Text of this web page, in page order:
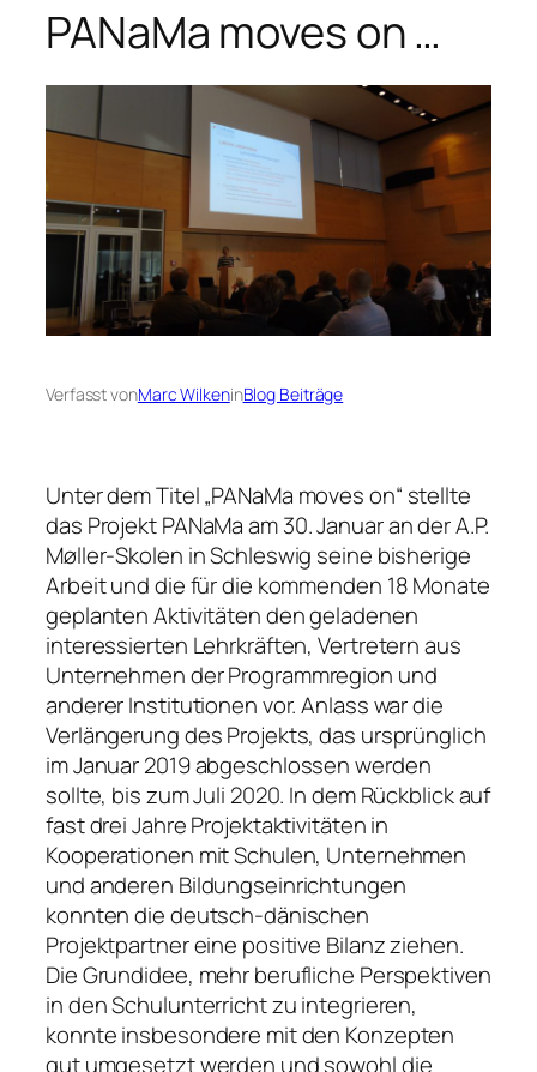
PANaMa moves on …
Verfasst vonMarc WilkeninBlog Beiträge
Unter dem Titel „PANaMa moves on“ stellte
das Projekt PANaMa am 30. Januar an der A.P.
Møller-Skolen in Schleswig seine bisherige
Arbeit und die für die kommenden 18 Monate
geplanten Aktivitäten den geladenen
interessierten Lehrkräften, Vertretern aus
Unternehmen der Programmregion und
anderer Institutionen vor. Anlass war die
Verlängerung des Projekts, das ursprünglich
im Januar 2019 abgeschlossen werden
sollte, bis zum Juli 2020. In dem Rückblick auf
fast drei Jahre Projektaktivitäten in
Kooperationen mit Schulen, Unternehmen
und anderen Bildungseinrichtungen
konnten die deutsch-dänischen
Projektpartner eine positive Bilanz ziehen.
Die Grundidee, mehr berufliche Perspektiven
in den Schulunterricht zu integrieren,
konnte insbesondere mit den Konzepten
gut umgesetzt werden und sowohl die